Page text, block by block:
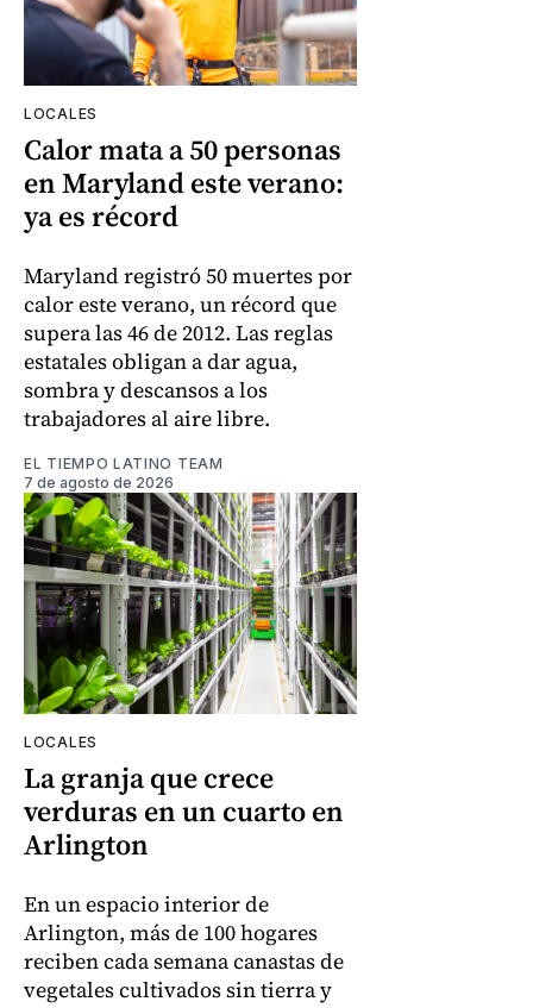
LOCALES
Calor mata a 50 personas
en Maryland este verano:
ya es récord
Maryland registró 50 muertes por
calor este verano, un récord que
supera las 46 de 2012. Las reglas
estatales obligan a dar agua,
sombra y descansos a los
trabajadores al aire libre.
EL TIEMPO LATINO TEAM
7 de agosto de 2026
LOCALES
La granja que crece
verduras en un cuarto en
Arlington
En un espacio interior de
Arlington, más de 100 hogares
reciben cada semana canastas de
vegetales cultivados sin tierra y